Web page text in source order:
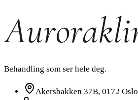
Behandling som ser hele deg.
Akersbakken 37B, 0172 Oslo